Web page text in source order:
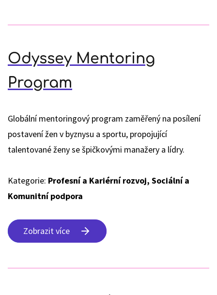
Odyssey Mentoring
Program
Globální mentoringový program zaměřený na posílení
postavení žen v byznysu a sportu, propojující
talentované ženy se špičkovými manažery a lídry.
Kategorie: Profesní a Kariérní rozvoj, Sociální a
Komunitní podpora
Zobrazit více